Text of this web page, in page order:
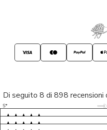
Di seguito 8 di 898
S* 5/5
LP 5/5
M* 5/5